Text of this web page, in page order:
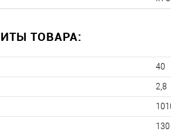
ТОВАРА:
40
2,8
130